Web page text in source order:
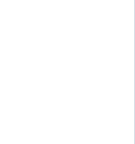
הוכחה שיטת הבנייה
השיטות
משלבת שלד בטון
המבטיח עמידות יוצאת
פעולות ב-1'